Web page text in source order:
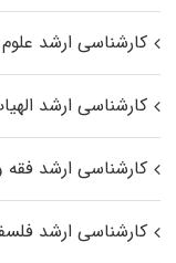
کارشناسی ارشد
کارشناسی ارشد
کارشناسی ارشد
کارشناسی ارشد